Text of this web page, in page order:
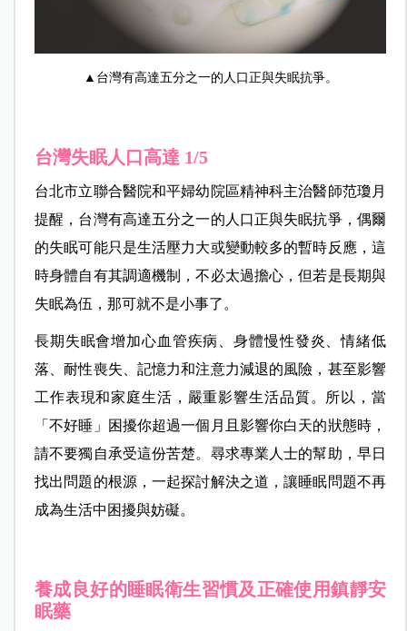
▲台灣有高達五分之一的人口正與失眠抗爭。
台灣失眠人口高達 1/5
台北市立聯合醫院和平婦幼院區精神科主治醫師范瓊月
提醒，台灣有高達五分之一的人口正與失眠抗爭，偶爾
的失眠可能只是生活壓力大或變動較多的暫時反應，這
時身體自有其調適機制，不必太過擔心，但若是長期與
失眠為伍，那可就不是小事了。
長期失眠會增加心血管疾病、身體慢性發炎、情緒低
落、耐性喪失、記憶力和注意力減退的風險，甚至影響
工作表現和家庭生活，嚴重影響生活品質。所以，當
「不好睡」困擾你超過一個月且影響你白天的狀態時，
請不要獨自承受這份苦楚。尋求專業人士的幫助，早日
找出問題的根源，一起探討解決之道，讓睡眠問題不再
成為生活中困擾與妨礙。
養成良好的睡眠衛生習慣及正確使用鎮靜安
眠藥